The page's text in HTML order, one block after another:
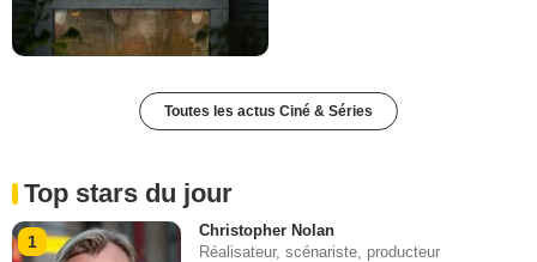
Toutes les actus Ciné & Séries
Top stars du jour
1
Christopher Nolan
Réalisateur, scénariste, producteur